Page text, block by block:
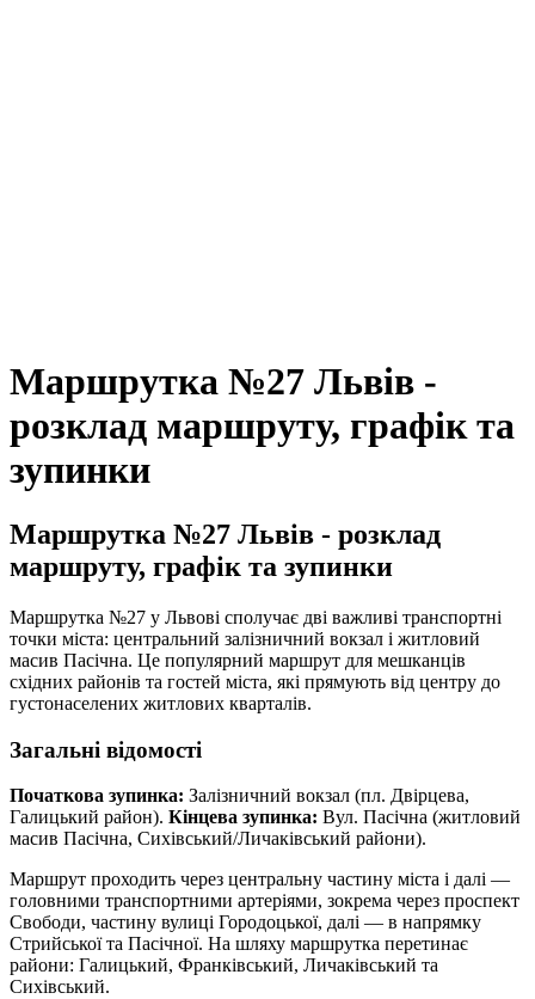
Маршрутка №27 Львів -
розклад маршруту, графік та
зупинки
Маршрутка №27 Львів - розклад
маршруту, графік та зупинки
Маршрутка №27 у Львові сполучає дві важливі транспортні
точки міста: центральний залізничний вокзал і житловий
масив Пасічна. Це популярний маршрут для мешканців
східних районів та гостей міста, які прямують від центру до
густонаселених житлових кварталів.
Загальні відомості
Початкова зупинка: Залізничний вокзал (пл. Двірцева,
Галицький район). Кінцева зупинка: Вул. Пасічна (житловий
масив Пасічна, Сихівський/Личаківський райони).
Маршрут проходить через центральну частину міста і далі —
головними транспортними артеріями, зокрема через проспект
Свободи, частину вулиці Городоцької, далі — в напрямку
Стрийської та Пасічної. На шляху маршрутка перетинає
райони: Галицький, Франківський, Личаківський та
Сихівський.